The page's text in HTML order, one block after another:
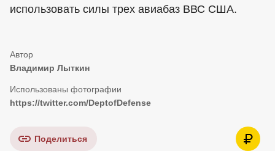
использовать силы трех авиабаз ВВС США.
Владимир Лыткин
https://twitter.com/DeptofDefense
Поделиться